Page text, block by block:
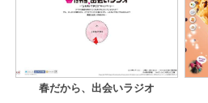
春だから、出会いラジオ